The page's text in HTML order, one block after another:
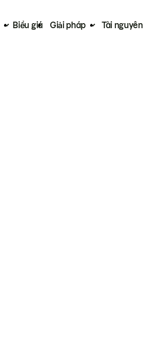
Biểu giá Giải pháp Tài nguyên